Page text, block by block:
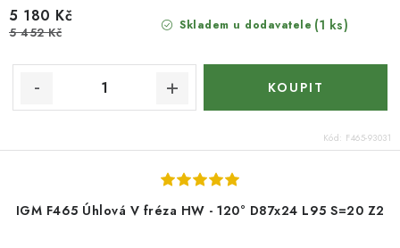
Skladem u dodavatele (1 ks)
5 180 Kč
5 452 Kč
Kód: F465-93031
IGM F465 Úhlová V fréza HW - 120° D87x24 L95 S=20 Z2